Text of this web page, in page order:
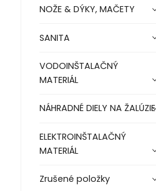
NOŽE & DÝKY, MAČETY
SANITA
VODOINŠTALAČNÝ
MATERIÁL
NÁHRADNÉ DIELY NA ŽALÚZIE
ELEKTROINŠTALAČNÝ
MATERIÁL
Zrušené položky